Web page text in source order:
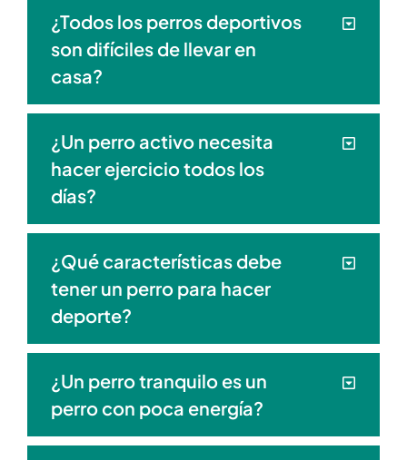
¿Todos los perros deportivos
son difíciles de llevar en
casa?
¿Un perro activo necesita
hacer ejercicio todos los
días?
¿Qué características debe
tener un perro para hacer
deporte?
¿Un perro tranquilo es un
perro con poca energía?